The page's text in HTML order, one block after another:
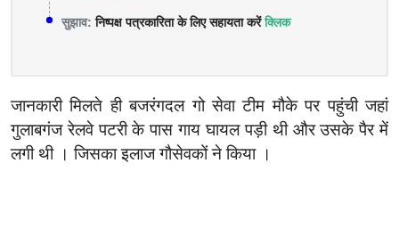
सुझाव:निष्पक्ष पत्रकारिता के लिए सहायता करेंक्लिक
जानकारी मिलते ही बजरंगदल गो सेवा टीम मौके पर पहुंची जहां
गुलाबगंज रेलवे पटरी के पास गाय घायल पड़ी थी और उसके पैर में
लगी थी । जिसका इलाज गौसेवकों ने किया ।